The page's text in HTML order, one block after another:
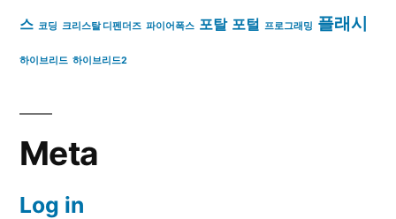
스 코딩 크리스탈 디펜더즈 파이어폭스 포탈 포털 프로그래밍 플래시
하이브리드 하이브리드2
Meta
Log in